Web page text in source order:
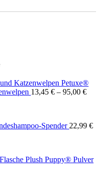
Petuxe®
13,45 € – 95,00 €
Spender 22,99 €
Plush Puppy® Pulver